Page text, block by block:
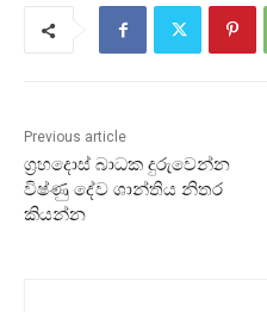
Previous article
ග්‍රහදොස්‌ බාධක දුරුවෙන්න
විෂ්ණු දේව ශාන්තිය නිතර
කියන්න